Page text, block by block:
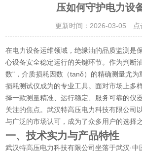
压如何守护电力设
更新时间：2026-03-05 点
在电力设备运维领域，绝缘油的品质监测是
心设备安全稳定运行的关键环节。作为判断
数"，介质损耗因数（tanδ）的精确测量尤为
损耗测试仪成为的专业工具。面对市场上多
择一款测量精准、运行稳定、服务可靠的仪
关注的焦点。武汉特高压电力科技有限公司
与广泛的市场认可，成为了众多用户的选择之
一、技术实力与产品特性
武汉特高压电力科技有限公司坐落于武汉·中